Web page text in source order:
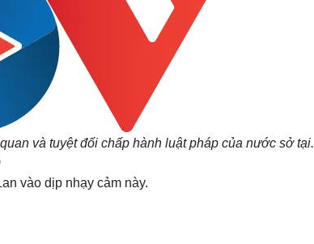
Sao Việt
và tuyệt đối chấp hành luật pháp của nước sở tại.
vào dịp nhạy cảm này.